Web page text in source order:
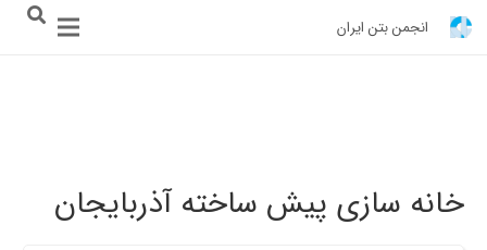
انجمن بتن ایران
خانه سازی پیش ساخته آذربایجان